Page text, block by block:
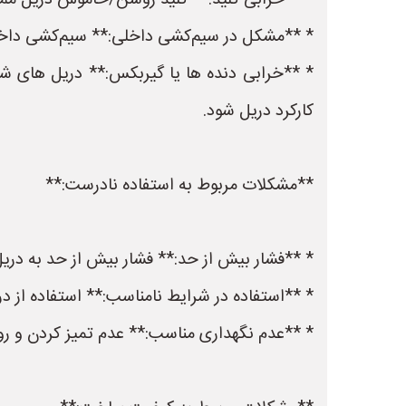
* **مشکل در سیم‌کشی داخلی:** سیم‌کشی
* **خرابی دنده ها یا گیربکس:** دریل های
کارکرد دریل شود.
**مشکلات مربوط به استفاده نادرست:**
* **فشار بیش از حد:** فشار بیش از حد به
* **استفاده در شرایط نامناسب:** استفاده
* **عدم نگهداری مناسب:** عدم تمیز کردن و